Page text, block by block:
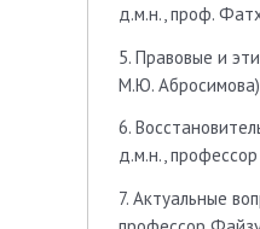
д.м.н., проф.
5. Правовые и
М.Ю. Абросимова)
6.
д.м.н.,
7. Актуальные